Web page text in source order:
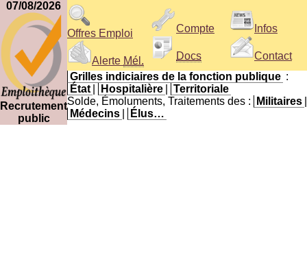
07/08/2026
Recrutement
public
Offres Emploi
Alerte Mél.
Compte
Docs
Infos
Contact
Grilles indiciaires de la fonction publique :
État
Hospitalière
Territoriale
Solde, Émoluments, Traitements des :
Militaires
Médecins
Élus…